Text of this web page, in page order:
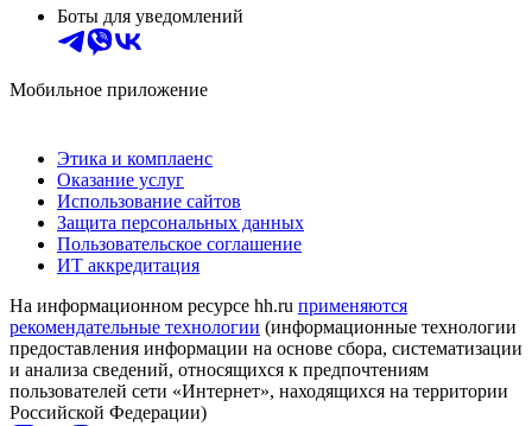
Боты для уведомлений
Мобильное приложение
Этика и комплаенс
Оказание услуг
Использование сайтов
Защита персональных данных
Пользовательское соглашение
ИТ аккредитация
На информационном ресурсе hh.ru применяются
рекомендательные технологии (информационные технологии
предоставления информации на основе сбора, систематизации
и анализа сведений, относящихся к предпочтениям
пользователей сети «Интернет», находящихся на территории
Российской Федерации)